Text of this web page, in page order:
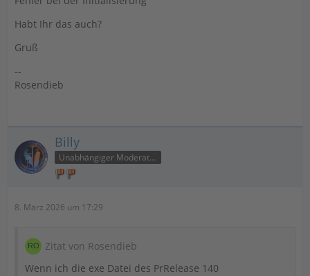
Habt Ihr das auch?
Gruß
--
Rosendieb
Billy
Unabhängiger Moderator
8. März 2026 um 17:29
Zitat von Rosendieb
Wenn ich die exe Datei des PrRelease 140